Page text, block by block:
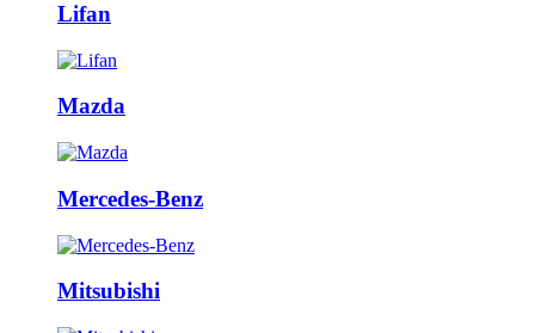
Lifan
Mazda
Mercedes-Benz
Mitsubishi